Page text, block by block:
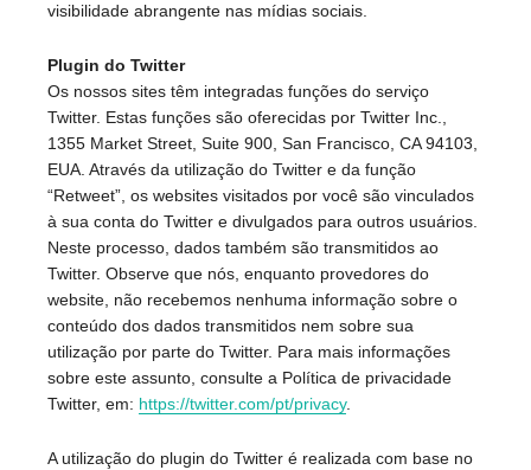
visibilidade abrangente nas mídias sociais.
Plugin do Twitter
Os nossos sites têm integradas funções do serviço
Twitter. Estas funções são oferecidas por Twitter Inc.,
1355 Market Street, Suite 900, San Francisco, CA 94103,
EUA. Através da utilização do Twitter e da função
“Retweet”, os websites visitados por você são vinculados
à sua conta do Twitter e divulgados para outros usuários.
Neste processo, dados também são transmitidos ao
Twitter. Observe que nós, enquanto provedores do
website, não recebemos nenhuma informação sobre o
conteúdo dos dados transmitidos nem sobre sua
utilização por parte do Twitter. Para mais informações
sobre este assunto, consulte a Política de privacidade
Twitter, em: https://twitter.com/pt/privacy.
A utilização do plugin do Twitter é realizada com base no